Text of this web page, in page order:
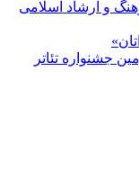
و ارشاد اسلامی
جشنواره تئاتر